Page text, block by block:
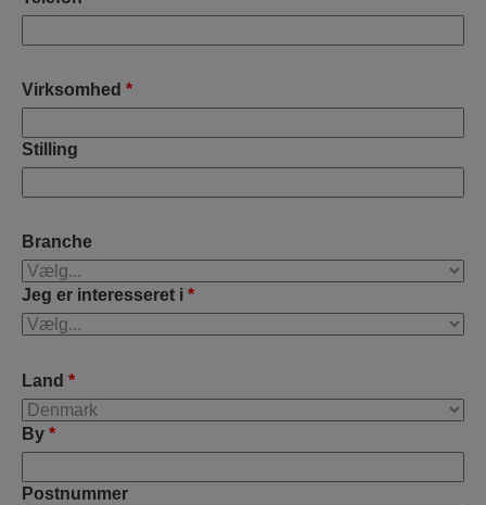
Virksomhed *
Stilling
Branche
Jeg er interesseret i *
Land *
By *
Postnummer